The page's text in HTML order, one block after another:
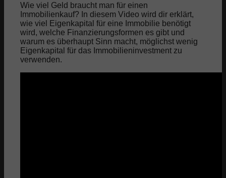
Wie viel Geld braucht man für einen
Immobilienkauf? In diesem Video wird dir erklärt,
wie viel Eigenkapital für eine Immobilie benötigt
wird, welche Finanzierungsformen es gibt und
warum es überhaupt Sinn macht, möglichst wenig
Eigenkapital für das Immobilieninvestment zu
verwenden.